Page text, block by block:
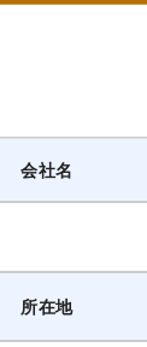
会社名
所在地